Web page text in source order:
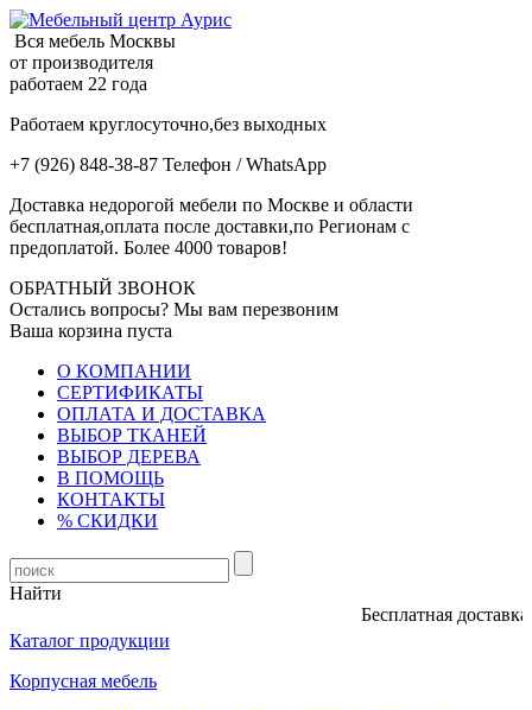
Вся мебель Москвы
от производителя
работаем 22 года
Работаем круглосуточно,без выходных
+7 (926) 848-38-87 Телефон / WhatsApp
Доставка недорогой мебели по Москве и области
бесплатная,оплата после доставки,по Регионам с
предоплатой. Более 4000 товаров!
ОБРАТНЫЙ ЗВОНОК
Остались вопросы? Мы вам перезвоним
Ваша корзина пуста
О КОМПАНИИ
СЕРТИФИКАТЫ
ОПЛАТА И ДОСТАВКА
ВЫБОР ТКАНЕЙ
ВЫБОР ДЕРЕВА
В ПОМОЩЬ
КОНТАКТЫ
% СКИДКИ
Найти
Бесплатная доставка,
Каталог продукции
Корпусная мебель